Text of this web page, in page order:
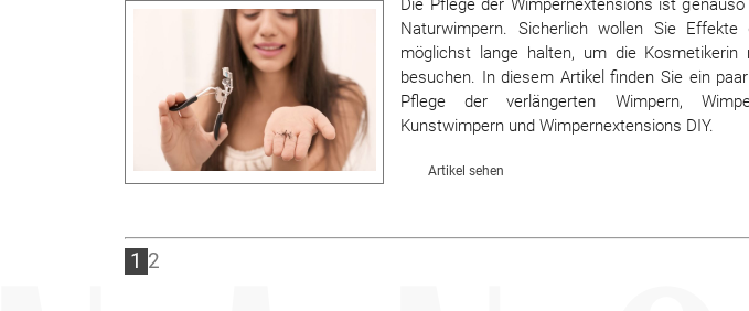
Die Pflege der Wimpernextensions ist
Naturwimpern. Sicherlich wollen Sie Effekte
möglichst lange halten, um die
besuchen. In diesem Artikel finden Sie ein
Pflege der verlängerten Wimpern,
Kunstwimpern und Wimpernextensions DIY.
Artikel sehen
1 2